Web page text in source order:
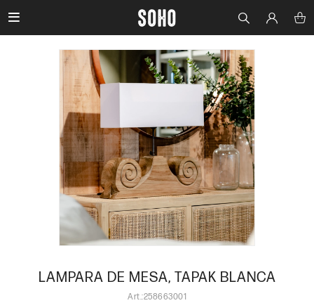

LAMPARA DE MESA, TAPAK BLANCA
258663001